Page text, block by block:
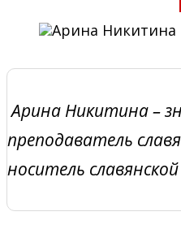
Арина Никитина –
преподаватель
носитель